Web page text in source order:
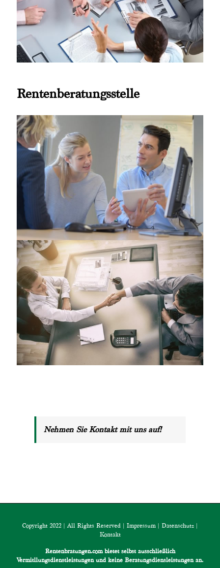
Rentenberatungsstelle
Nehmen Sie Kontakt mit uns auf!
Copyright 2022 | All Rights Reserved | Impressum | Datenschutz |
Kontakt
Rentenbratungen.com bietet selbst ausschließlich
Vermitllungsdienstleistungen und keine Beratungsdiensleistungen an.